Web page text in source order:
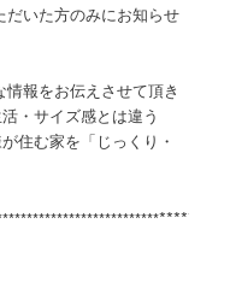
いた方のみにお知らせ
報をお伝えさせて頂き
・サイズ感とは違う
住む家を「じっくり・